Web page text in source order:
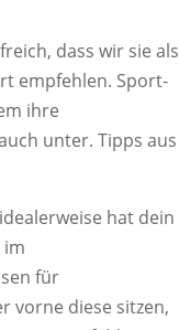
dass wir sie als
empfehlen. Sport-
ihre
unter. Tipps aus
hat dein
für
vorne diese sitzen,